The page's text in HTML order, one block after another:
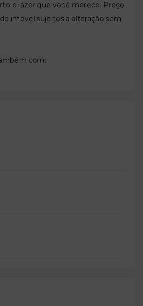
e lazer que você merece. Preço
imóvel sujeitos a alteração sem
com: